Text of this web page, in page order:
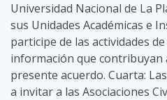
Universidad Nacional de La
sus Unidades Académicas e
participe de las actividades
información que contribuyan
presente acuerdo. Cuarta:
a invitar a las Asociaciones